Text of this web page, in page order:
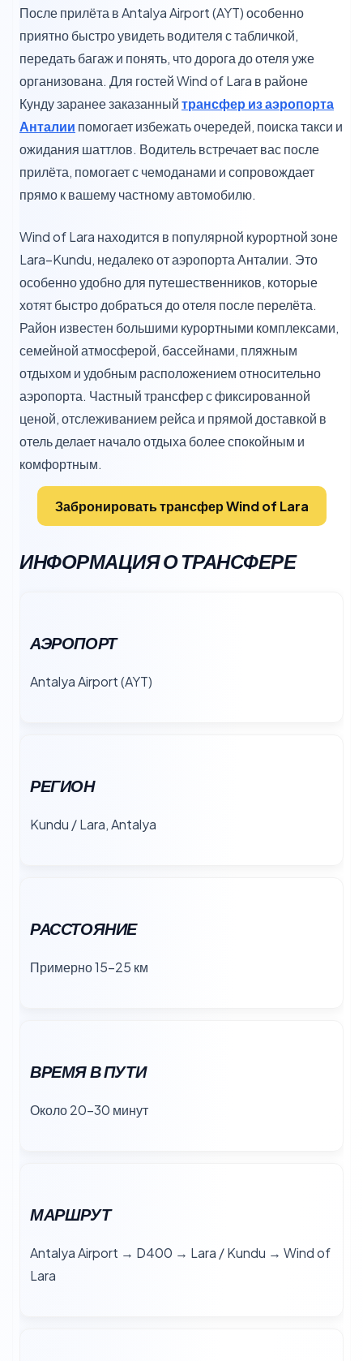
После прилёта в Antalya Airport (AYT) особенно
приятно быстро увидеть водителя с табличкой,
передать багаж и понять, что дорога до отеля уже
организована. Для гостей Wind of Lara в районе
Кунду заранее заказанныйтрансфер из аэропорта
Анталии помогает избежать очередей, поиска такси и
ожидания шаттлов. Водитель встречает вас после
прилёта, помогает с чемоданами и сопровождает
прямо к вашему частному автомобилю.
Wind of Lara находится в популярной курортной зоне
Lara–Kundu, недалеко от аэропорта Анталии. Это
особенно удобно для путешественников, которые
хотят быстро добраться до отеля после перелёта.
Район известен большими курортными комплексами,
семейной атмосферой, бассейнами, пляжным
отдыхом и удобным расположением относительно
аэропорта. Частный трансфер с фиксированной
ценой, отслеживанием рейса и прямой доставкой в
отель делает начало отдыха более спокойным и
комфортным.
Забронировать трансфер Wind of Lara
ИНФОРМАЦИЯ О ТРАНСФЕРЕ
АЭРОПОРТ
Antalya Airport (AYT)
РЕГИОН
Kundu / Lara, Antalya
РАССТОЯНИЕ
Примерно 15–25 км
ВРЕМЯ В ПУТИ
Около 20–30 минут
МАРШРУТ
Antalya Airport → D400 → Lara / Kundu → Wind of
Lara